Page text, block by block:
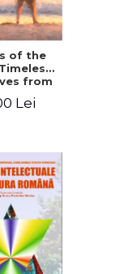
of the
from
Volume
Lei